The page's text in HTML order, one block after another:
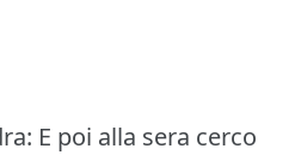
E poi alla sera cerco